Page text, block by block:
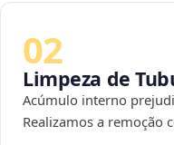
02
Limpeza de
Acúmulo interno
Realizamos a remoção